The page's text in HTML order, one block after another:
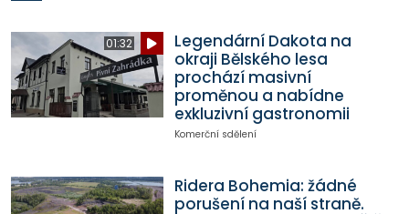
01:32
Legendární Dakota na
okraji Bělského lesa
prochází masivní
proměnou a nabídne
exkluzivní gastronomii
Komerční sdělení
Ridera Bohemia: žádné
porušení na naší straně.